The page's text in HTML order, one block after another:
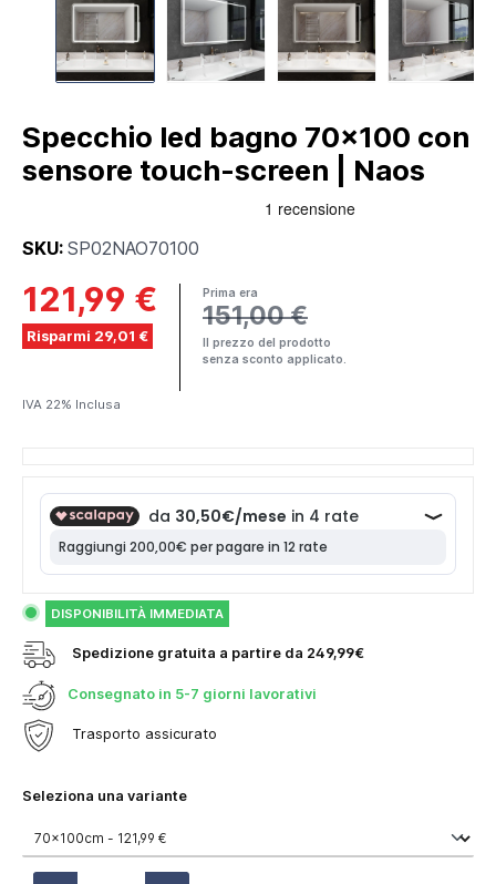
Specchio led bagno 70x100 con
sensore touch-screen | Naos
SKU: SP02NAO70100
121,99 €
Risparmi 29,01 €
Prima era
151,00 €
Il prezzo del prodotto
senza sconto applicato.
IVA 22% Inclusa
DISPONIBILITÀ IMMEDIATA
Spedizione gratuita a partire da 249,99€
Consegnato in 5-7 giorni lavorativi
Trasporto assicurato
Seleziona una variante